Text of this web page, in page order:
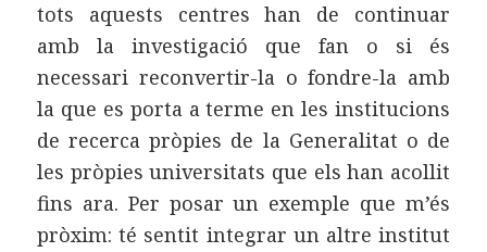
tots aquests centres han de continuar
amb la investigació que fan o si és
necessari reconvertir-la o fondre-la amb
la que es porta a terme en les institucions
de recerca pròpies de la Generalitat o de
les pròpies universitats que els han acollit
fins ara. Per posar un exemple que m’és
pròxim: té sentit integrar un altre institut